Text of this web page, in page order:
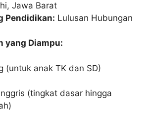
Jawa Barat
Pendidikan: Lulusan Hubungan
yang Diampu:
(untuk anak TK dan SD)
(tingkat dasar hingga